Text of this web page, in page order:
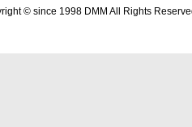
© since 1998 DMM All Rights